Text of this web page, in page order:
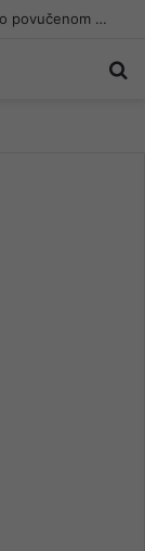
Federacija BiH nema objedinjene podatke o povučenom i uništenom mesu, prekršaji utvrđeni u 40 kontrola